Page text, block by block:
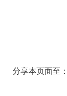
分享本页面至：